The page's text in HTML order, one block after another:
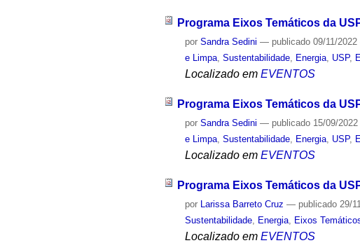
Programa Eixos Temáticos da
porSandra Sedini — publicado 09/11/2022
e Limpa,Sustentabilidade, Energia, USP,
Localizado em EVENTOS
Programa Eixos Temáticos da
porSandra Sedini — publicado 15/09/
e Limpa,Sustentabilidade, Energia, USP,
Localizado em EVENTOS
Programa Eixos Temáticos da
por Larissa Barreto Cruz — publicado 29/
Sustentabilidade
Energia Eixos
Localizado em EVENTOS